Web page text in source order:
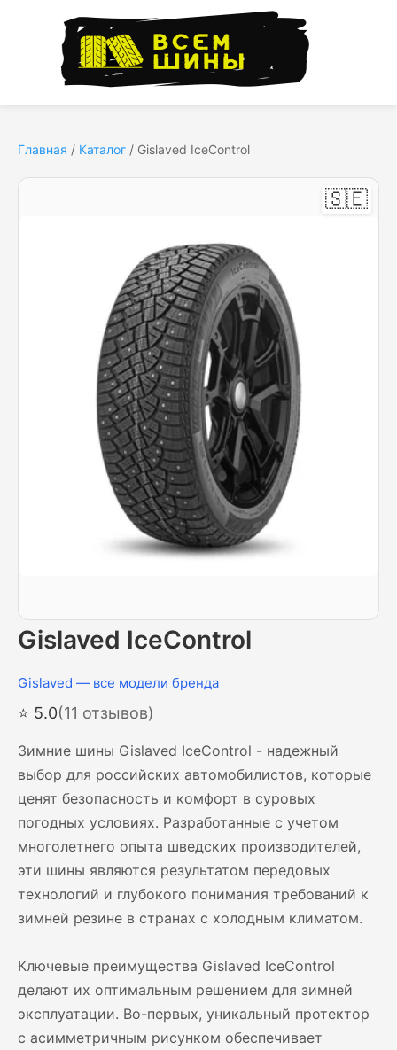
Главная / Каталог / Gislaved IceControl
🇸🇪
Gislaved IceControl
Gislaved — все модели бренда
⭐ 5.0(11 отзывов)
Зимние шины Gislaved IceControl - надежный
выбор для российских автомобилистов, которые
ценят безопасность и комфорт в суровых
погодных условиях. Разработанные с учетом
многолетнего опыта шведских производителей,
эти шины являются результатом передовых
технологий и глубокого понимания требований к
зимней резине в странах с холодным климатом.
Ключевые преимущества Gislaved IceControl
делают их оптимальным решением для зимней
эксплуатации. Во-первых, уникальный протектор
с асимметричным рисунком обеспечивает